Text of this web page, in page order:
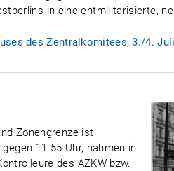
in eine entmilitarisierte,
des Zentralkomitees, 3./4.
Zonengrenze ist
11.55 Uhr, nahmen in
des AZKW bzw.